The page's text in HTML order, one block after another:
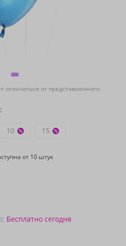
отличаться от представленного
10 15
от 10 штук
Бесплатно сегодня